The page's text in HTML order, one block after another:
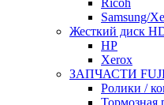
Samsung/
Жесткий диск
HP
Xerox
ЗАПЧАСТИ
Ролики /
Тормозная